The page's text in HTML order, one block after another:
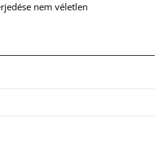
nem véletlen